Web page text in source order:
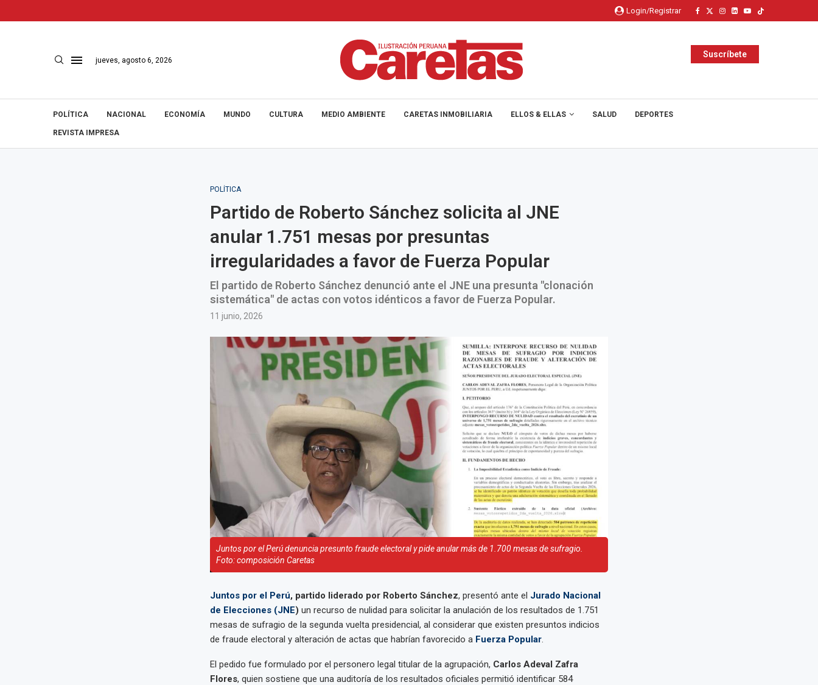
Login/Registrar
jueves, agosto 6, 2026
Suscríbete
POLÍTICA NACIONAL ECONOMÍA MUNDO CULTURA MEDIO AMBIENTE CARETAS INMOBILIARIA ELLOS & ELLAS SALUD DEPORTES
REVISTA IMPRESA
POLÍTICA
Partido de Roberto Sánchez solicita al JNE
anular 1.751 mesas por presuntas
irregularidades a favor de Fuerza Popular
El partido de Roberto Sánchez denunció ante el JNE una presunta "clonación
sistemática" de actas con votos idénticos a favor de Fuerza Popular.
11 junio, 2026
Juntos por el Perú denuncia presunto fraude electoral y pide anular más de 1.700 mesas de sufragio.
Foto: composición Caretas
Juntos por el Perú, partido liderado por Roberto Sánchez, presentó ante el Jurado Nacional
de Elecciones (JNE) un recurso de nulidad para solicitar la anulación de los resultados de 1.751
mesas de sufragio de la segunda vuelta presidencial, al considerar que existen presuntos indicios
de fraude electoral y alteración de actas que habrían favorecido a Fuerza Popular.
El pedido fue formulado por el personero legal titular de la agrupación, Carlos Adeval Zafra
Flores, quien sostiene que una auditoría de los resultados oficiales permitió identificar 584